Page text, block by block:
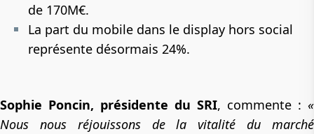
de 170M€.
La part du mobile dans le display hors social
représente désormais 24%.
Sophie Poncin, présidente du SRI, commente : «
Nous nous réjouissons de la vitalité du marché